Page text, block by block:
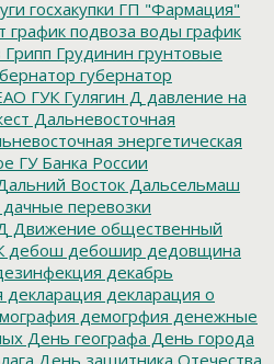
госхакупки ГП "Фармация"
график подвоза воды график
Грипп Грудинин грунтовые
губернатор
ГУК Гулягин Д давление на
Дальневосточная
энергетическая
ГУ Банка России
Восток Дальсельмаш
дачные перевозки
Движение общественный
дебош дебошир дедовщина
декабрь
декларация декларация о
демогрфия денежные
День географа День города
День защитника Отечества